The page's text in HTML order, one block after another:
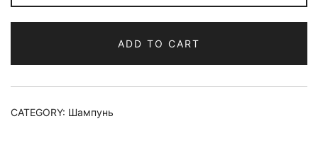
для
и
кожи
головы
ADD TO CART
CATEGORY: Шампунь